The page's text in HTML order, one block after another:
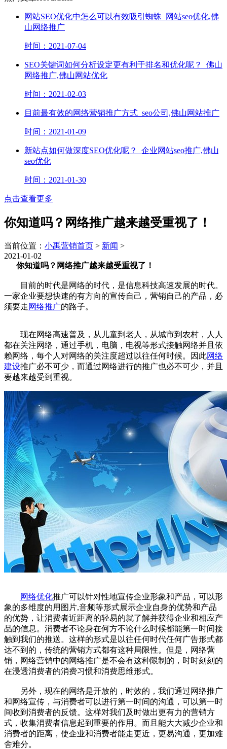
网站SEO优化中怎么可以有效吸引蜘蛛_网站seo优化,佛
山网络推广
时间：2021-07-04
SEO关键词如何分析设定更有利于排名和优化呢？_佛山
网络推广,佛山网站优化
时间：2021-02-03
目前最有效的网络营销推广方式_seo公司,佛山网站推广
时间：2021-01-09
新站点如何做深度SEO优化呢？_企业网站seo推广,佛山
seo优化
时间：2021-01-30
点击查看更多
你知道吗？网络推广越来越受重视了！
当前位置： 小禹营销首页 > 新闻 >
2021-01-02
你知道吗？网络推广越来越受重视了！
目前的时代是网络的时代，是信息科技高速发展的时代。
一家企业要想快速的有方向的宣传自己，营销自己的产品，必
须要走网络推广的路子。
现在网络高速普及，从儿童到老人，从城市到农村，人人
都在关注网络，通过手机，电脑，电视等形式接触网络并且依
赖网络，每个人对网络的关注度超过以往任何时候。因此网络
建设推广必不可少，而通过网络进行的推广也必不可少，并且
要越来越受到重视。
网络优化推广可以针对性地宣传企业形象和产品，可以形
象的多维度的用图片,音频等形式展示企业自身的优势和产品
的优势，让消费者近距离的轻易的就了解并获得企业和相应产
品的信息。消费者不论身在何方不论什么时候都能第一时间接
触到我们的推送。这样的形式是以往任何时代任何广告形式都
达不到的，传统的营销方式都有这种局限性。但是，网络营
销，网络营销中的网络推广是不会有这种限制的，时时刻刻的
在浸透消费者的消费习惯和消费思维形式。
另外，现在的网络是开放的，时效的，我们通过网络推广
和网络宣传，与消费者可以进行第一时间的沟通，可以第一时
间收到消费者的反馈。这样对我们及时做出更有力的营销方
式，收集消费者信息起到重要的作用。而且能大大减少企业和
消费者的距离，使企业和消费者能走更近，更易沟通，更加难
舍难分。